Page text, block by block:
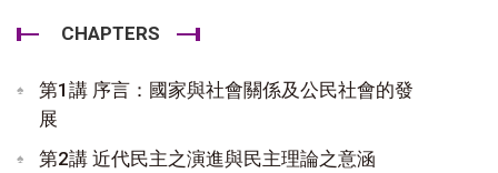
CHAPTERS
第1講 序言：國家與社會關係及公民社會的發
展
第2講 近代民主之演進與民主理論之意涵